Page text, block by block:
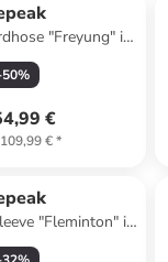
"Freyung" in
50%
€
109,99 €*
"Fleminton" in